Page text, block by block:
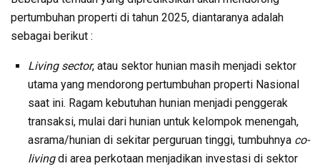
pertumbuhan properti di tahun 2025, diantaranya adalah
sebagai berikut :
Living sector, atau sektor hunian masih menjadi sektor
utama yang mendorong pertumbuhan properti Nasional
saat ini. Ragam kebutuhan hunian menjadi penggerak
transaksi, mulai dari hunian untuk kelompok menengah,
asrama/hunian di sekitar perguruan tinggi, tumbuhnya co-
livingdi area perkotaan menjadikan investasi di sektor